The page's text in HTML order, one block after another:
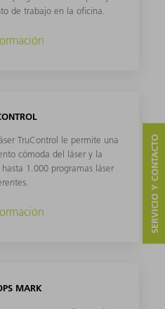
de trabajo en la oficina.
TruControl le permite una
cómoda del láser y la
1.000 programas láser
MARK
SERVICIO Y CONTACTO